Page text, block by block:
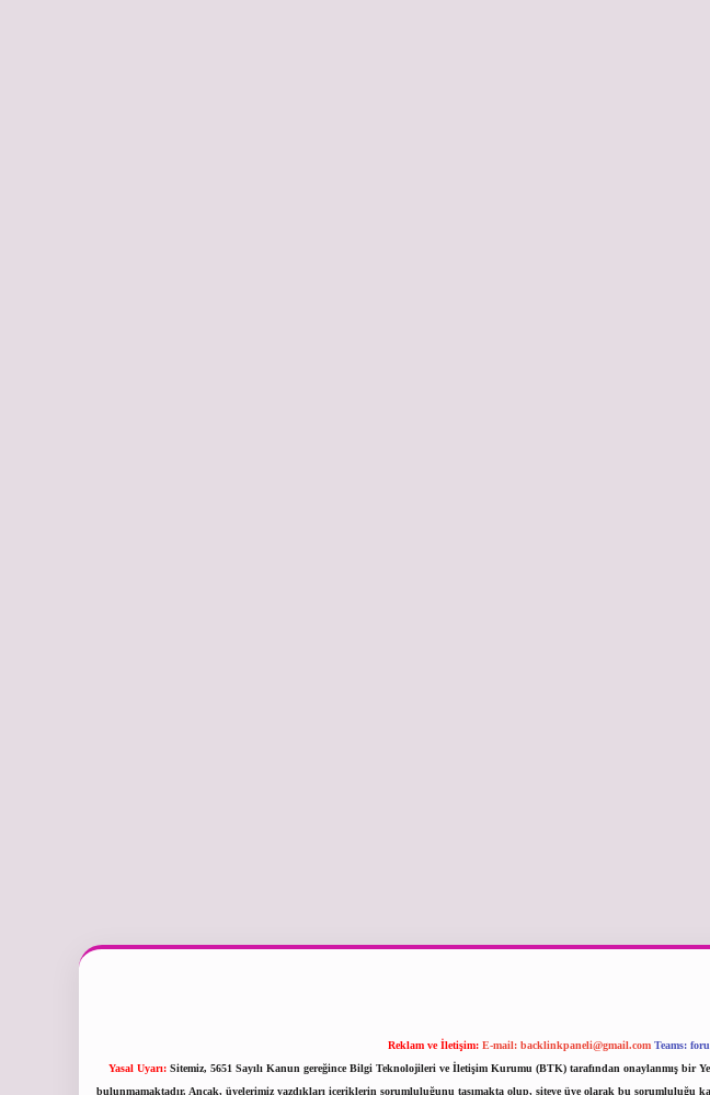
Reklam ve İletişim: E-mail: backlinkpaneli@gmail.com Teams:
Yasal Uyarı: Sitemiz, 5651 Sayılı Kanun gereğince Bilgi Teknolojileri ve İletişim Kurumu (BTK) tarafından onaylanmış bir
bulunmamaktadır. Ancak, üyelerimiz yazdıkları içeriklerin sorumluluğunu taşımakta olup, siteye üye olarak bu sorumluluğu